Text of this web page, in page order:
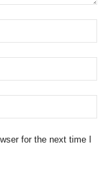
for the next time I